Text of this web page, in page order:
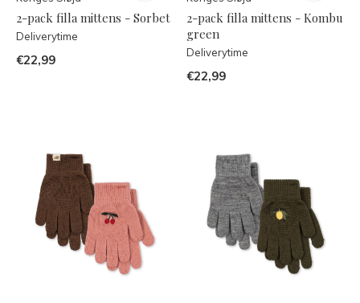
2-pack filla mittens - Sorbet
Deliverytime
€22,99
2-pack filla mittens - Kombu
green
Deliverytime
€22,99